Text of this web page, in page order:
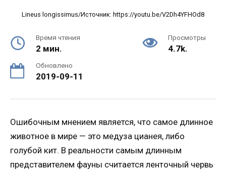
Lineus longissimus/Источник: https://youtu.be/V2Dh4YFHOd8
Время чтения
2 мин.
Просмотры
4.7k.
Обновлено
2019-09-11
Ошибочным мнением является, что самое длинное
животное в мире — это медуза цианея, либо
голубой кит. В реальности самым длинным
представителем фауны считается ленточный червь